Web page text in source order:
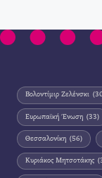
Βολοντίμιρ Ζελένσκι
Ευρωπαϊκή Ένωση (33)
Θεσσαλονίκη (56)
Κυριάκος Μητσοτάκης